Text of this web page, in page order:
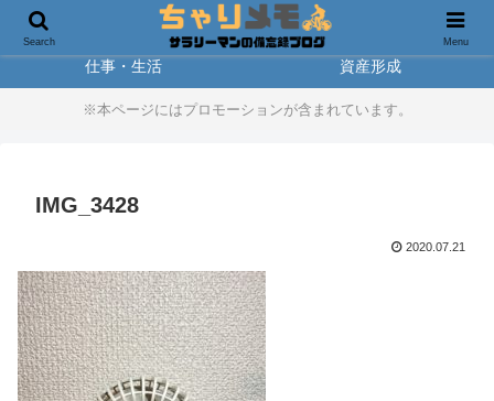
製品レビュー
仕事・生活 資産形成
※本ページにはプロモーションが含まれています。
IMG_3428
2020.07.21
Search Menu